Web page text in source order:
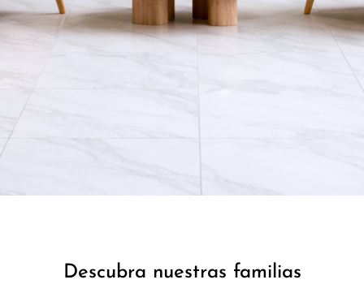
Descubra nuestras familias